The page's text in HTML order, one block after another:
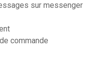
sur messenger
commande